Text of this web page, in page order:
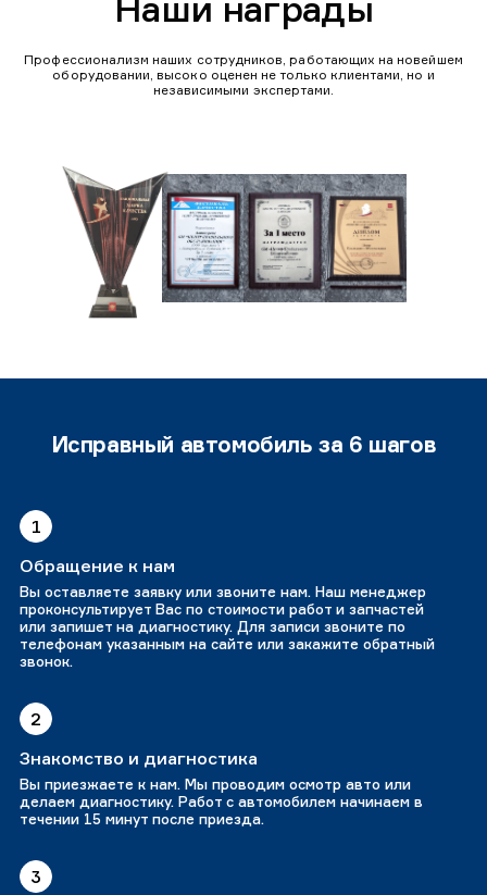
Наши награды
Профессионализм наших сотрудников, работающих на новейшем
оборудовании, высоко оценен не только клиентами, но и
независимыми экспертами.
Исправный автомобиль за 6 шагов
1
Обращение к нам
Вы оставляете заявку или звоните нам. Наш менеджер
проконсультирует Вас по стоимости работ и запчастей
или запишет на диагностику. Для записи звоните по
телефонам указанным на сайте или закажите обратный
звонок.
2
Знакомство и диагностика
Вы приезжаете к нам. Мы проводим осмотр авто или
делаем диагностику. Работ с автомобилем начинаем в
течении 15 минут после приезда.
3